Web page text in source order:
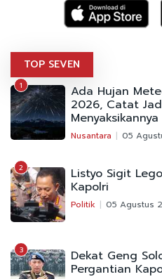
TOP SEVEN
1 Ada Hujan
2026, Catat
Menyaksikannya
Nusantara 05
2 Listyo Sigit
Kapolri
Politik 05 Agustus
3 Dekat Geng
Pergantian